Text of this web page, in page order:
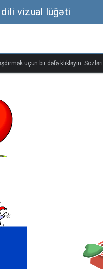
vizual lüğəti
üçün bir dəfə klikləyin.